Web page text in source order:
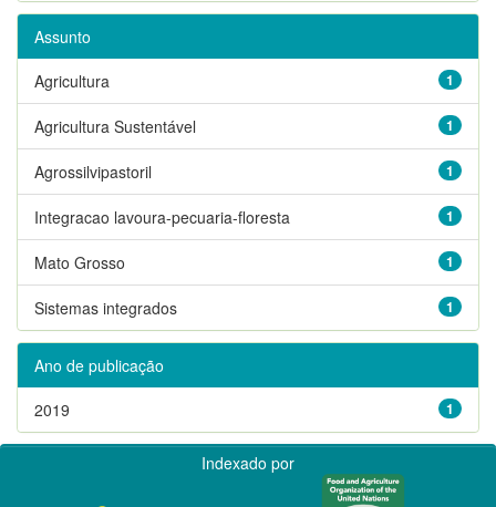
Assunto
1
Agricultura
1
Agricultura Sustentável
1
Agrossilvipastoril
1
Integracao lavoura-pecuaria-floresta
1
Mato Grosso
1
Sistemas integrados
Ano de publicação
1
2019
Indexado por